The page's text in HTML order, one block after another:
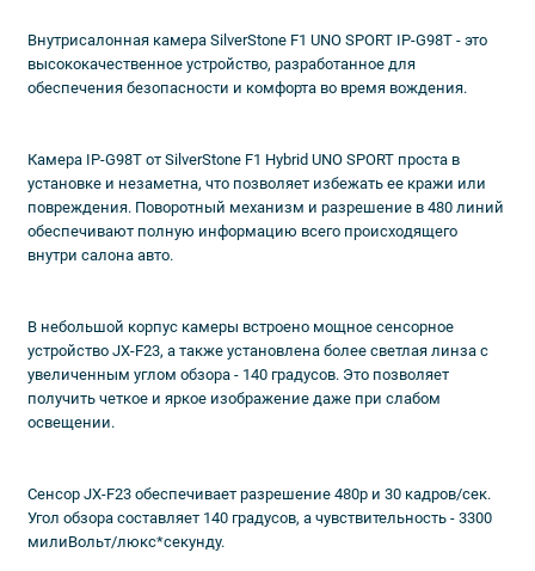
Внутрисалонная камера SilverStone F1 UNO SPORT IP-G98T - это
высококачественное устройство, разработанное для
обеспечения безопасности и комфорта во время вождения.
Камера IP-G98T от SilverStone F1 Hybrid UNO SPORT проста в
установке и незаметна, что позволяет избежать ее кражи или
повреждения. Поворотный механизм и разрешение в 480 линий
обеспечивают полную информацию всего происходящего
внутри салона авто.
В небольшой корпус камеры встроено мощное сенсорное
устройство JX-F23, а также установлена более светлая линза с
увеличенным углом обзора - 140 градусов. Это позволяет
получить четкое и яркое изображение даже при слабом
освещении.
Сенсор JX-F23 обеспечивает разрешение 480р и 30 кадров/сек.
Угол обзора составляет 140 градусов, а чувствительность - 3300
милиВольт/люкс*секунду.